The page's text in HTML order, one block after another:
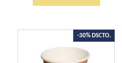
-30% DSCTO.